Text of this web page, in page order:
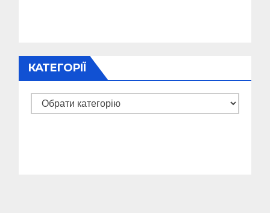
КАТЕГОРІЇ
Категорії